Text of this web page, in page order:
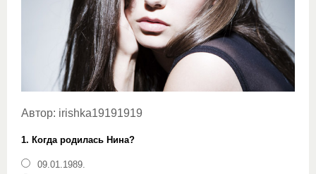
Автор: irishka19191919
1. Когда родилась Нина?
09.01.1989.